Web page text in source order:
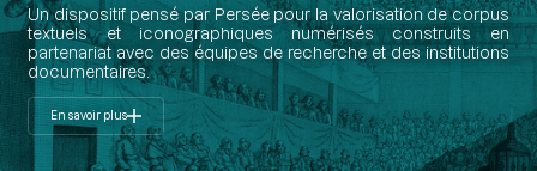
Un dispositif pensé par Persée pour la valorisation de corpus
textuels et iconographiques numérisés construits en
partenariat avec des équipes de recherche et des institutions
documentaires.
En savoir plus